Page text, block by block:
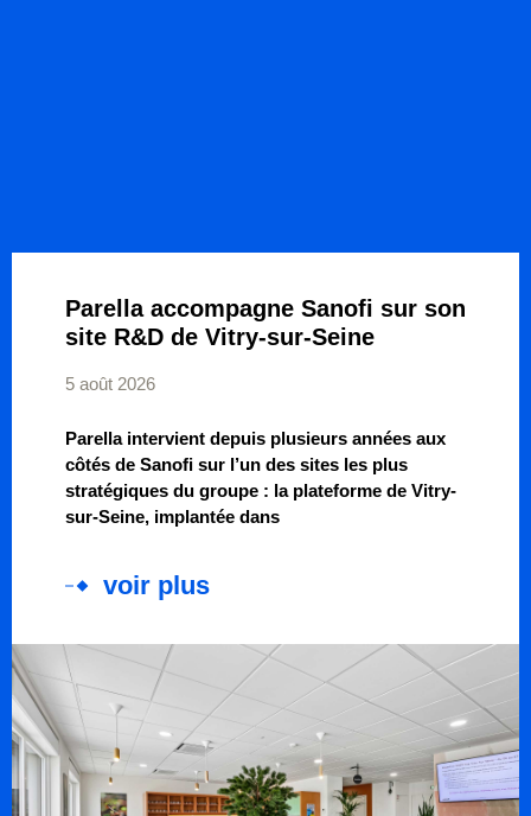
Parella accompagne Sanofi sur son
site R&D de Vitry-sur-Seine
5 août 2026
Parella intervient depuis plusieurs années aux
côtés de Sanofi sur l’un des sites les plus
stratégiques du groupe : la plateforme de Vitry-
sur-Seine, implantée dans
voir plus